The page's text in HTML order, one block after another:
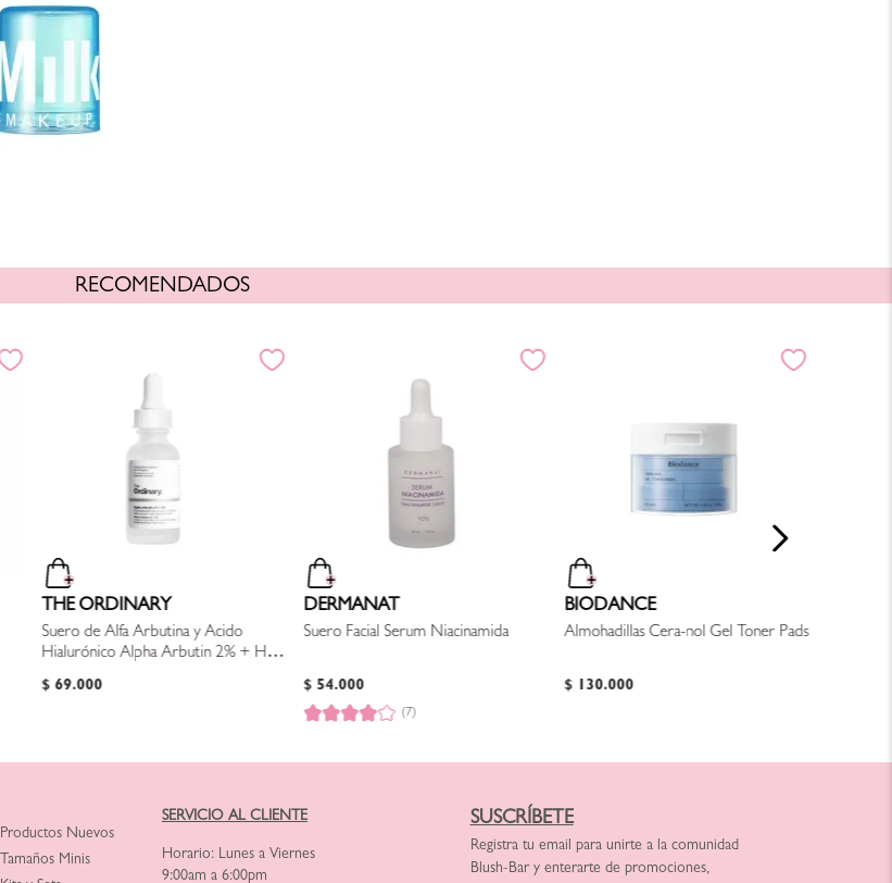
RECOMENDADOS
THE ORDINARY
Suero de Alfa Arbutina y Ácido
Hialurónico Alpha Arbutin 2% + HA
- 30 ml
$ 69.000
DERMANAT
Suero Facial Serum Niacinamida
$ 54.000
(7)
BIODANCE
Almohadillas Cera-nol Gel Toner Pads
$ 130.000
Productos Nuevos
Tamaños Minis
SERVICIO AL CLIENTE
Horario: Lunes a Viernes
9:00am a 6:00pm
SUSCRÍBETE
Registra tu email para unirte a la comunidad
Blush-Bar y enterarte de promociones,